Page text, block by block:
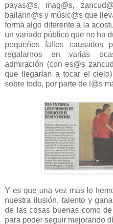
payas@s, mag@s,
bailarin@s y músic@s que
forma algo diferente a la
un variado público que no ha
pequeños fallos causados
regalarnos en varias
admiración (con es@s
que llegarían a tocar el
sobre todo, por parte de l@s
Y es que una vez más lo
nuestra ilusión, talento y
de las cosas buenas como
para poder seguir mejorando